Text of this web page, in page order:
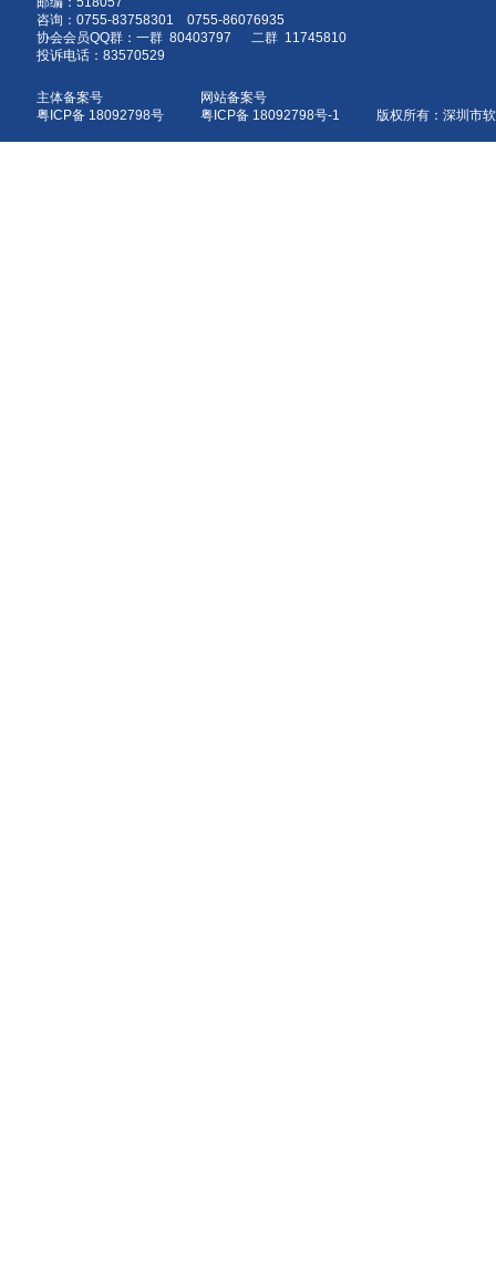
咨询：0755-83758301 0755-86076935
协会会员QQ群：一群 80403797 二群 11745810
投诉电话：83570529
主体备案号
粤ICP备 18092798号
网站备案号
粤ICP备 18092798号-1 版权所有：深圳市软